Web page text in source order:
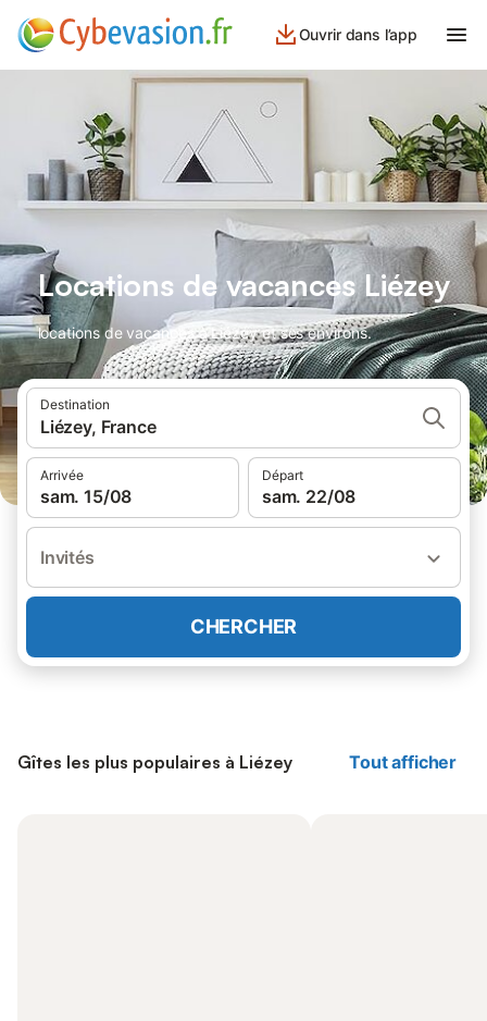
Ouvrir dans l’app
Locations de vacances Liézey
locations de vacances à Liézey et ses environs.
Destination
Liézey, France
Arrivée
sam. 15/08
Départ
sam. 22/08
Invités
CHERCHER
Gîtes les plus populaires à Liézey Tout afficher